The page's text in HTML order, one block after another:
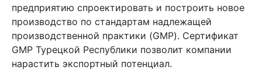
предприятию спроектировать и построить новое
производство по стандартам надлежащей
производственной практики (GMP). Сертификат
GMP Турецкой Республики позволит компании
нарастить экспортный потенциал.